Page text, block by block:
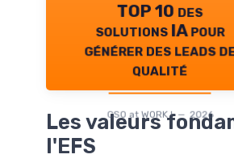
TOP 10 des
solutions IA pour
générer des leads
qualité
CSO at WORK ! — 2026
Les valeurs
l'EFS